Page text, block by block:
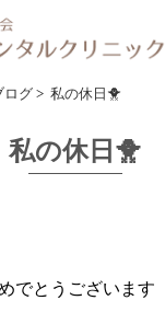
ログ > 私の休日🐥
私の休日🐥
でとうございます